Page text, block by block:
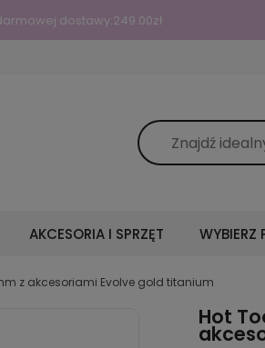
dostawy:249.00zł
AKCESORIA I SPRZĘT WYBIERZ
z akcesoriami Evolve gold titanium
Hot